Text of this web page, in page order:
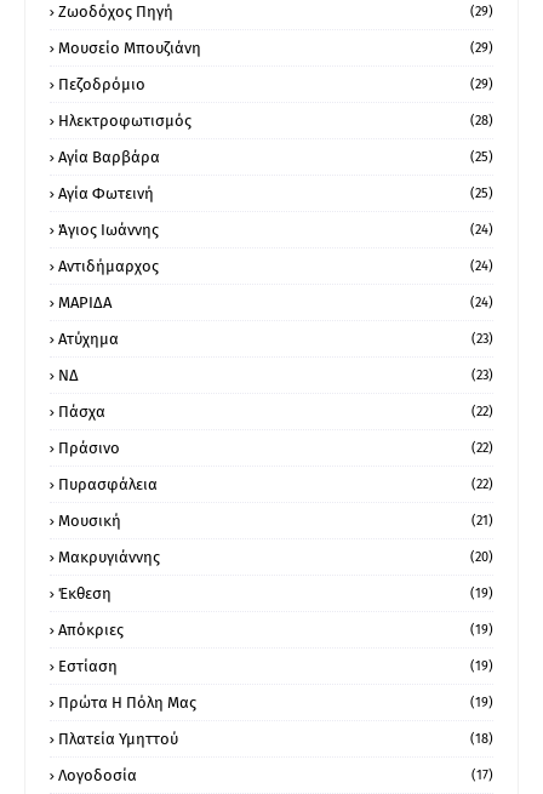
Ζωοδόχος Πηγή (29)
Μουσείο Μπουζιάνη (29)
Πεζοδρόμιο (29)
Ηλεκτροφωτισμός (28)
Αγία Βαρβάρα (25)
Αγία Φωτεινή (25)
Άγιος Ιωάννης (24)
Αντιδήμαρχος (24)
ΜΑΡΙΔΑ (24)
Ατύχημα (23)
ΝΔ (23)
Πάσχα (22)
Πράσινο (22)
Πυρασφάλεια (22)
Μουσική (21)
Μακρυγιάννης (20)
Έκθεση (19)
Απόκριες (19)
Εστίαση (19)
Πρώτα Η Πόλη Μας (19)
Πλατεία Υμηττού (18)
Λογοδοσία (17)